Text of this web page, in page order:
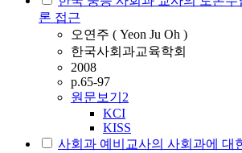
론 접근
오연주 ( Yeon Ju Oh )
한국사회과교육학회
2008
p.65-97
원문보기 2
KCI
KISS
사회과 예비교사의 사회과에 대